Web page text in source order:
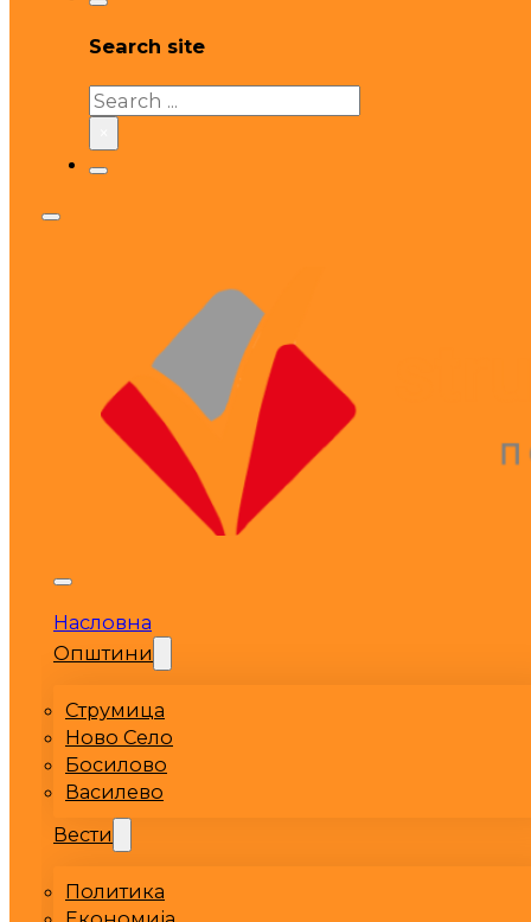
Search site
Search
Насловна
Општини
Струмица
Ново Село
Босилово
Василево
Вести
Политика